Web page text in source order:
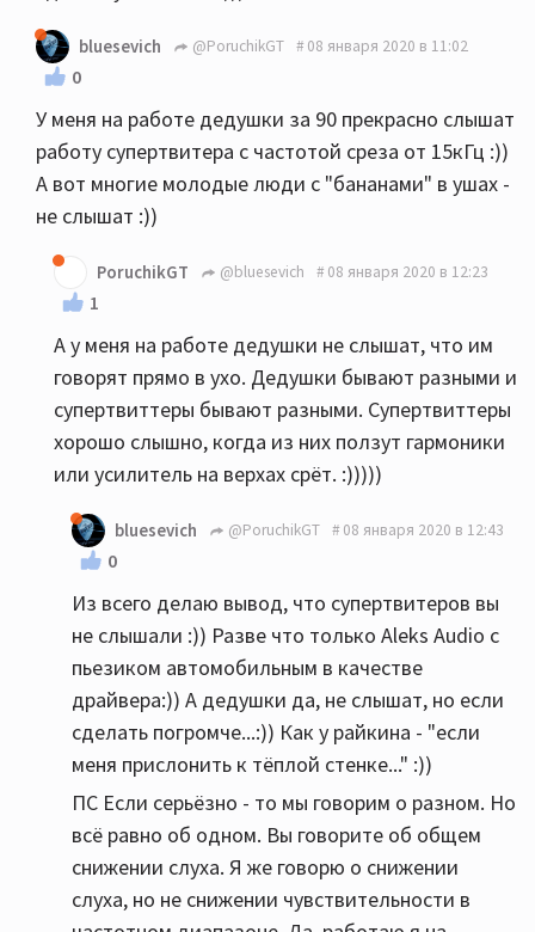
bluesevich @PoruchikGT 08 января 2020 в 11:02
0
У меня на работе дедушки за 90 прекрасно слышат
работу супертвитера с частотой среза от 15кГц :))
А вот многие молодые люди с "бананами" в ушах -
не слышат :))
PoruchikGT @bluesevich 08 января 2020 в 12:23
1
А у меня на работе дедушки не слышат, что им
говорят прямо в ухо. Дедушки бывают разными и
супертвиттеры бывают разными. Супертвиттеры
хорошо слышно, когда из них ползут гармоники
или усилитель на верхах срёт. :)))))
bluesevich @PoruchikGT 08 января 2020 в 12:43
0
Из всего делаю вывод, что супертвитеров вы
не слышали :)) Разве что только Aleks Audio с
пьезиком автомобильным в качестве
драйвера:)) А дедушки да, не слышат, но если
сделать погромче...:)) Как у райкина - "если
меня прислонить к тёплой стенке..." :))
ПС Если серьёзно - то мы говорим о разном. Но
всё равно об одном. Вы говорите об общем
снижении слуха. Я же говорю о снижении
слуха, но не снижении чувствительности в